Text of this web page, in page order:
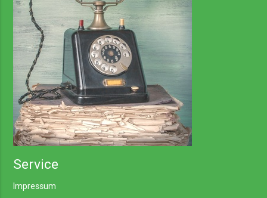
Service
Impressum